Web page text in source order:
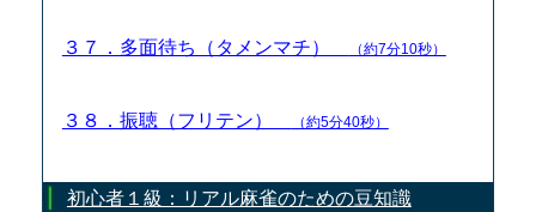
３７．多面待ち（タメンマチ） （約7分10秒）
３８．振聴（フリテン） （約5分40秒）
初心者１級：リアル麻雀のための豆知識